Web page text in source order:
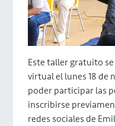
Este taller gratuito
virtual el lunes 18 de
poder participar las
inscribirse
redes sociales de